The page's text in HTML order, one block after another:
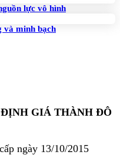
lực vô hình
và minh bạch
GIÁ THÀNH ĐÔ
ngày 13/10/2015